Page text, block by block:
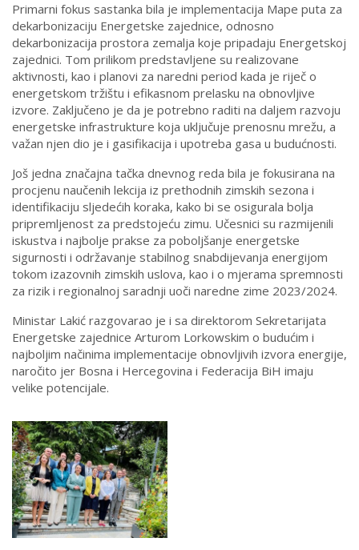
Primarni fokus sastanka bila je implementacija Mape puta za
dekarbonizaciju Energetske zajednice, odnosno
dekarbonizacija prostora zemalja koje pripadaju Energetskoj
zajednici. Tom prilikom predstavljene su realizovane
aktivnosti, kao i planovi za naredni period kada je riječ o
energetskom tržištu i efikasnom prelasku na obnovljive
izvore. Zaključeno je da je potrebno raditi na daljem razvoju
energetske infrastrukture koja uključuje prenosnu mrežu, a
važan njen dio je i gasifikacija i upotreba gasa u budućnosti.
Još jedna značajna tačka dnevnog reda bila je fokusirana na
procjenu naučenih lekcija iz prethodnih zimskih sezona i
identifikaciju sljedećih koraka, kako bi se osigurala bolja
pripremljenost za predstojeću zimu. Učesnici su razmijenili
iskustva i najbolje prakse za poboljšanje energetske
sigurnosti i održavanje stabilnog snabdijevanja energijom
tokom izazovnih zimskih uslova, kao i o mjerama spremnosti
za rizik i regionalnoj saradnji uoči naredne zime 2023/2024.
Ministar Lakić razgovarao je i sa direktorom Sekretarijata
Energetske zajednice Arturom Lorkowskim o budućim i
najboljim načinima implementacije obnovljivih izvora energije,
naročito jer Bosna i Hercegovina i Federacija BiH imaju
velike potencijale.